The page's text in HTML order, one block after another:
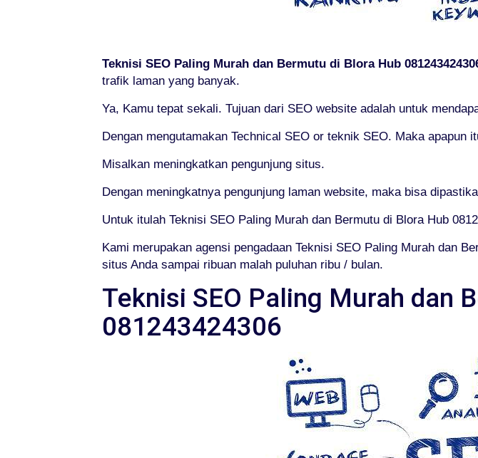
Teknisi SEO Paling Murah dan Bermutu di Blora Hub
trafik laman yang banyak.
Ya, Kamu tepat sekali. Tujuan dari SEO website adalah untuk
Dengan mengutamakan Technical SEO or teknik SEO. Maka apapun
Misalkan meningkatkan pengunjung situs.
Dengan meningkatnya pengunjung laman website, maka bisa
Untuk itulah Teknisi SEO Paling Murah dan Bermutu di Blora Hub
Kami merupakan agensi pengadaan Teknisi SEO Paling Murah dan
situs Anda sampai ribuan malah puluhan ribu / bulan.
Teknisi SEO Paling Murah dan
081243424306